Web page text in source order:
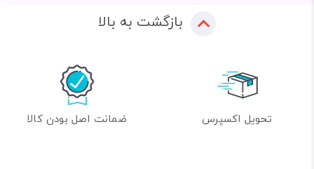
بازگشت به بالا
تحویل اکسپرس ضمانت اصل بودن کالا